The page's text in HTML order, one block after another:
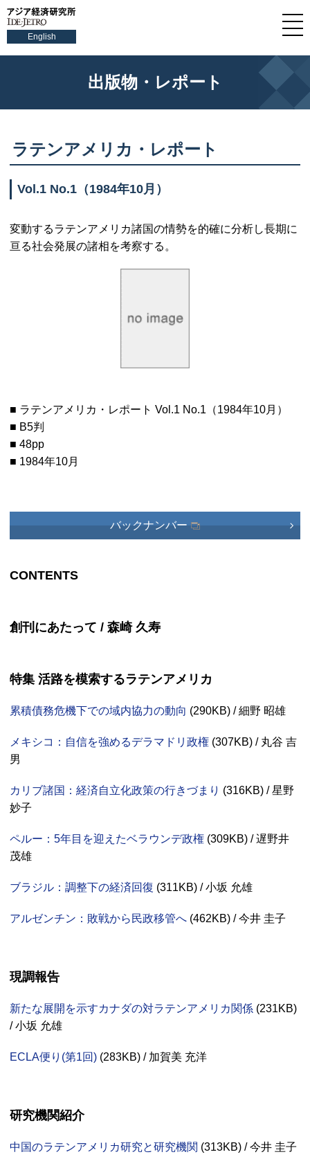
English
出版物・レポート
ラテンアメリカ・レポート
Vol.1 No.1 （1984年10月）
変動するラテンアメリカ諸国の情勢を的確に分析し長期に
亘る社会発展の諸相を考察する。
■ ラテンアメリカ・レポート Vol.1 No.1（1984年10月）
■ B5判
■ 48pp
■ 1984年10月
バックナンバー
CONTENTS
創刊にあたって / 森崎 久寿
特集 活路を模索するラテンアメリカ
累積債務危機下での域内協力の動向 (290KB) / 細野 昭雄
メキシコ：自信を強めるデラマドリ政権 (307KB) / 丸谷 吉
男
カリブ諸国：経済自立化政策の行きづまり (316KB) / 星野
妙子
ペルー：5年目を迎えたベラウンデ政権 (309KB) / 遅野井
茂雄
ブラジル：調整下の経済回復 (311KB) / 小坂 允雄
アルゼンチン：敗戦から民政移管へ (462KB) / 今井 圭子
現調報告
新たな展開を示すカナダの対ラテンアメリカ関係 (231KB)
/ 小坂 允雄
ECLA便り(第1回) (283KB) / 加賀美 充洋
研究機関紹介
中国のラテンアメリカ研究と研究機関 (313KB) / 今井 圭子